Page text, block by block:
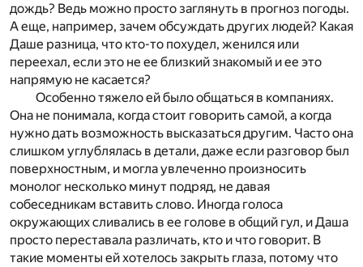
дождь? Ведь можно просто заглянуть в прогноз погоды.
А еще, например, зачем обсуждать других людей? Какая
Даше разница, что кто-то похудел, женился или
переехал, если это не ее близкий знакомый и ее это
напрямую не касается?
Особенно тяжело ей было общаться в компаниях.
Она не понимала, когда стоит говорить самой, а когда
нужно дать возможность высказаться другим. Часто она
слишком углублялась в детали, даже если разговор был
поверхностным, и могла увлеченно произносить
монолог несколько минут подряд, не давая
собеседникам вставить слово. Иногда голоса
окружающих сливались в ее голове в общий гул, и Даша
просто переставала различать, кто и что говорит. В
такие моменты ей хотелось закрыть глаза, потому что